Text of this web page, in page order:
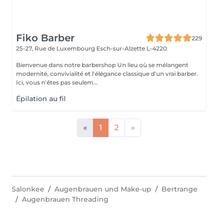
Fiko Barber
229
25-27, Rue de Luxembourg Esch-sur-Alzette L-4220
Bienvenue dans notre barbershop Un lieu où se mélangent
modernité, convivialité et l'élégance classique d'un vrai barber.
Ici, vous n'êtes pas seulem...
Épilation au fil
« 1 2 »
Salonkee Augenbrauen und Make-up
Bertrange
Augenbrauen Threading